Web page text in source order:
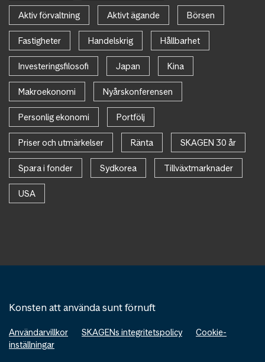
Aktiv förvaltning Aktivt ägande Börsen
Fastigheter Handelskrig Hållbarhet
Investeringsfilosofi Japan Kina
Makroekonomi Nyårskonferensen
Personlig ekonomi Portfölj
Priser och utmärkelser Ränta SKAGEN 30 år
Spara i fonder Sydkorea Tillväxtmarknader
USA
Konsten att använda sunt förnuft
Användarvillkor SKAGENs integritetspolicy
Cookie-
inställningar